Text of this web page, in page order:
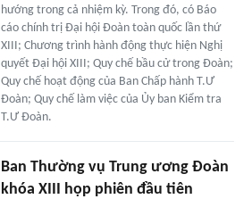
hướng trong cả nhiệm kỳ. Trong đó, có Báo
cáo chính trị Đại hội Đoàn toàn quốc lần thứ
XIII; Chương trình hành động thực hiện Nghị
quyết Đại hội XIII; Quy chế bầu cử trong Đoàn;
Quy chế hoạt động của Ban Chấp hành T.Ư
Đoàn; Quy chế làm việc của Ủy ban Kiểm tra
T.Ư Đoàn.
Ban Thường vụ Trung ương Đoàn
khóa XIII họp phiên đầu tiên